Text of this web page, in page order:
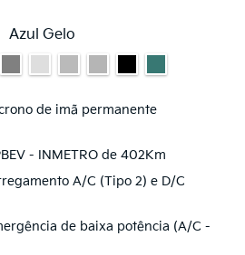
Azul Gelo
de imã permanente
- INMETRO de 402Km
A/C (Tipo 2) e D/C
de baixa potência (A/C -